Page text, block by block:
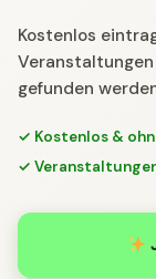
Kostenlos
gefunden
✓ Kostenlos &
✓